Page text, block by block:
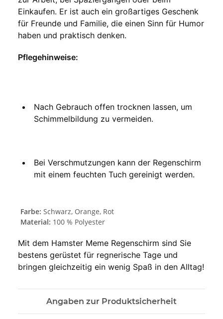
Einkaufen. Er ist auch ein großartiges Geschenk
für Freunde und Familie, die einen Sinn für Humor
haben und praktisch denken.
Pflegehinweise:
Nach Gebrauch offen trocknen lassen, um
Schimmelbildung zu vermeiden.
Bei Verschmutzungen kann der Regenschirm
mit einem feuchten Tuch gereinigt werden.
Farbe: Schwarz, Orange, Rot
Material: 100 % Polyester
Mit dem Hamster Meme Regenschirm sind Sie
bestens gerüstet für regnerische Tage und
bringen gleichzeitig ein wenig Spaß in den Alltag!
Angaben zur Produktsicherheit